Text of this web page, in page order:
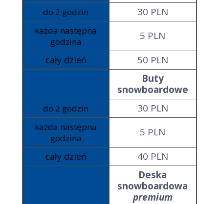
do 2 godzin 30 PLN
każda następna
godzina
5 PLN
cały dzień
50 PLN
Buty
snowboardowe
do 2 godzin 30 PLN
każda następna
godzina
5 PLN
cały dzień
40 PLN
Deska
snowboardowa
premium